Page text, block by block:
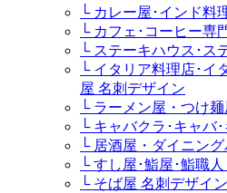
└ カレー屋･インド料
└ カフェ･コーヒー専
└ ステーキハウス･ス
└ イタリア料理店･イ
屋 名刺デザイン
└ ラーメン屋・つけ
└ キャバクラ･キャバ
└ 居酒屋・ダイニン
└ すし屋･鮨屋･鮨職
└ そば屋 名刺デザイン